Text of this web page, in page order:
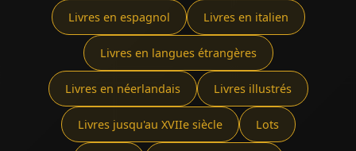
Livres en espagnol Livres en italien
Livres en langues étrangères
Livres en néerlandais Livres illustrés
Livres jusqu'au XVIIe siècle Lots